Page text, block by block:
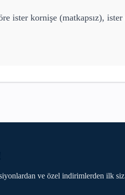
ister kornişe (matkapsız),
ve özel indirimlerden ilk